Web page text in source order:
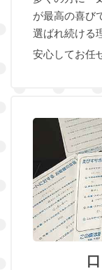
が最高の喜び
選ばれ続ける
安心してお任